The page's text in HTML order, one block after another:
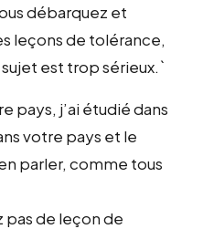
débarquez et
leçons de tolérance,
est trop sérieux.`
pays, j’ai étudié dans
votre pays et le
parler, comme tous
pas de leçon de